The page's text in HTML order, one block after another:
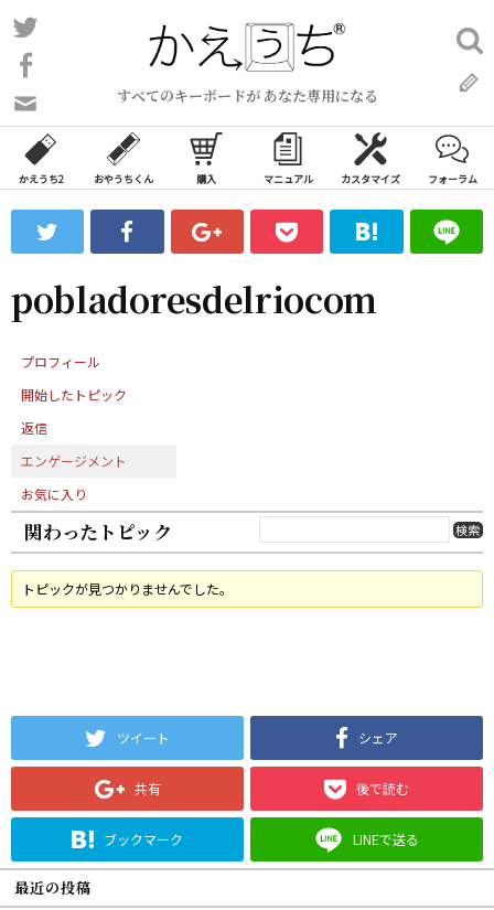
コ
ン
ン
ツ
ス
ッ
すべてのキーボードが あなた専用になる
い
合
わ
フ
ォ
ム
検
索:
かえうち2 おやうちくん 購入 マニュアル カスタマイズ フォーラム
pobladoresdelriocom
プロフィール
開始したトピック
返信
エンゲージメント
お気に入り
関わったトピック
トピックが見つかりませんでした。
ツイート シェア
共有 後で読む
ブックマーク LINEで送る
最近の投稿